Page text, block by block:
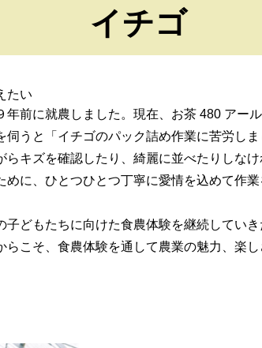
イチゴ
たい
前に就農しました。現在、お茶 480 アー
伺うと「イチゴのパック詰め作業に苦労し
らキズを確認したり、綺麗に並べたりしな
めに、ひとつひとつ丁寧に愛情を込めて作
どもたちに向けた食農体験を継続してい
らこそ、食農体験を通して農業の魅力、楽